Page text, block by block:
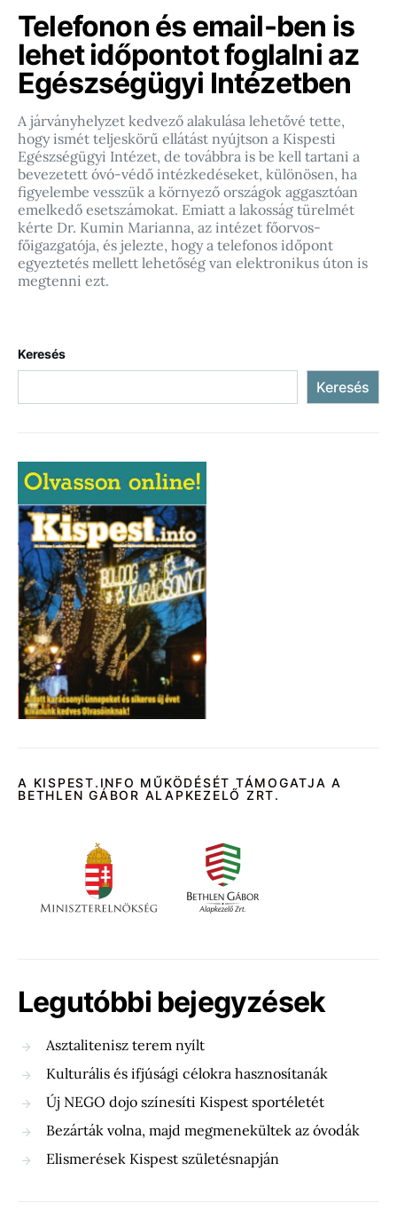
Telefonon és email-ben is
lehet időpontot foglalni az
Egészségügyi Intézetben
A járványhelyzet kedvező alakulása lehetővé tette,
hogy ismét teljeskörű ellátást nyújtson a Kispesti
Egészségügyi Intézet, de továbbra is be kell tartani a
bevezetett óvó-védő intézkedéseket, különösen, ha
figyelembe vesszük a környező országok aggasztóan
emelkedő esetszámokat. Emiatt a lakosság türelmét
kérte Dr. Kumin Marianna, az intézet főorvos-
főigazgatója, és jelezte, hogy a telefonos időpont
egyeztetés mellett lehetőség van elektronikus úton is
megtenni ezt.
Keresés
Keresés
A KISPEST.INFO MŰKÖDÉSÉT TÁMOGATJA A
BETHLEN GÁBOR ALAPKEZELŐ ZRT.
Legutóbbi bejegyzések
Asztalitenisz terem nyílt
Kulturális és ifjúsági célokra hasznosítanák
Új NEGO dojo színesíti Kispest sportéletét
Bezárták volna, majd megmenekültek az óvodák
Elismerések Kispest születésnapján